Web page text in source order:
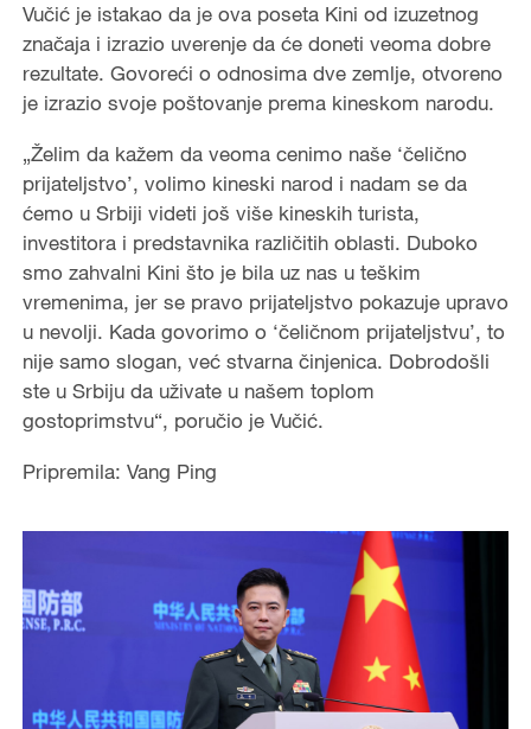
Vučić je istakao da je ova poseta Kini od izuzetnog
značaja i izrazio uverenje da će doneti veoma dobre
rezultate. Govoreći o odnosima dve zemlje, otvoreno
je izrazio svoje poštovanje prema kineskom narodu.
„Želim da kažem da veoma cenimo naše ‘čelično
prijateljstvo’, volimo kineski narod i nadam se da
ćemo u Srbiji videti još više kineskih turista,
investitora i predstavnika različitih oblasti. Duboko
smo zahvalni Kini što je bila uz nas u teškim
vremenima, jer se pravo prijateljstvo pokazuje upravo
u nevolji. Kada govorimo o ‘čeličnom prijateljstvu’, to
nije samo slogan, već stvarna činjenica. Dobrodošli
ste u Srbiju da uživate u našem toplom
gostoprimstvu“, poručio je Vučić.
Pripremila: Vang Ping